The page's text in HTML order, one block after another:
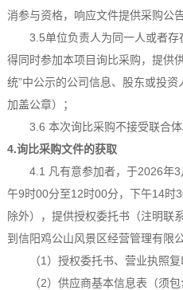
消参与资格，响应文件提供采购公
3.5单位负责人为同一人或者
得同时参加本项目询比采购，提供
统”中公示的公司信息、股东或投
加盖公章）；
3.6 本次询比采购不接受联合体
4.询比采购文件的获取
4.1 凡有意参加者，于2026年
午9时00分至12时00分，下午14时
除外）， 提供授权委托书（注明联
到信阳鸡公山风景区经营管理有限
（1）授权委托书、营业执照复
（2）供应商基本信息表（须